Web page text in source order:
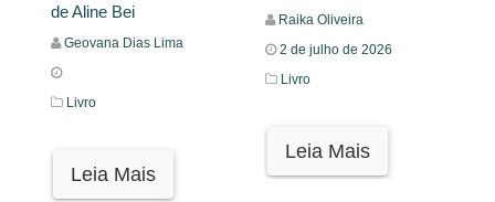
de Aline Bei
Geovana Dias Lima
Livro
Leia Mais
Raika Oliveira
2 de julho de 2026
Livro
Leia Mais